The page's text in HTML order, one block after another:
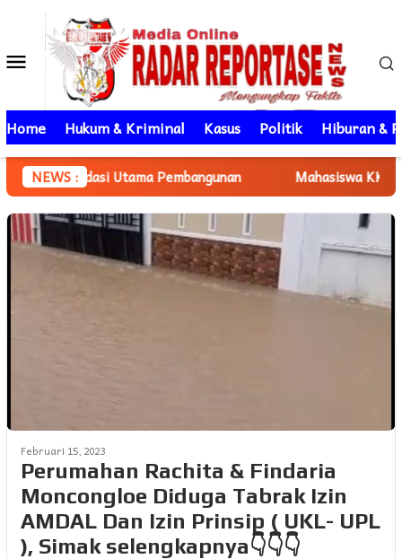
kontenMenu
Mobile
Home Hukum & Kriminal Kasus Politik Hiburan &
NEWS :
Utama Pembangunan Mahasiswa KKN Unhas
Februari 15, 2023
Perumahan Rachita & Findaria
Moncongloe Diduga Tabrak Izin
AMDAL Dan Izin Prinsip ( UKL- UPL
), Simak selengkapnya👇👇👇